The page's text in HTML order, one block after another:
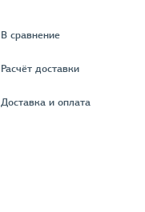
В сравнение
Расчёт доставки
Доставка и оплата